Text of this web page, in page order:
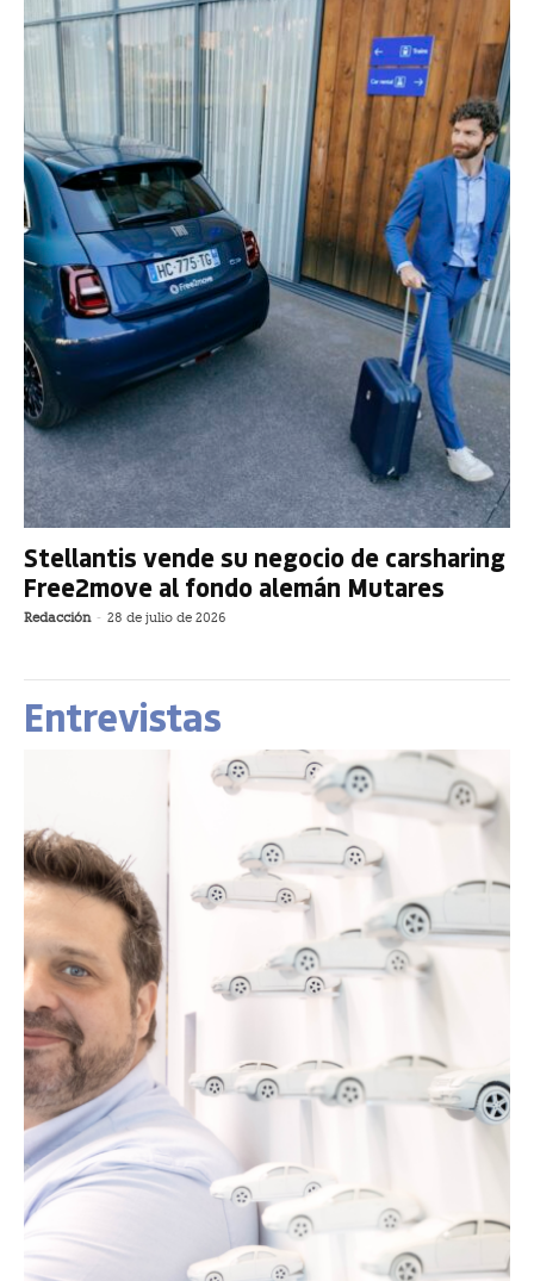
Stellantis vende su negocio de carsharing
Free2move al fondo alemán Mutares
Redacción - 28 de julio de 2026
Entrevistas